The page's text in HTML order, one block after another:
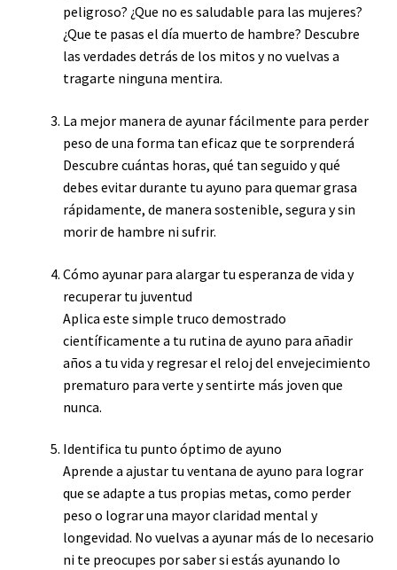
peligroso? ¿Que no es saludable para las mujeres?
¿Que te pasas el día muerto de hambre? Descubre
las verdades detrás de los mitos y no vuelvas a
tragarte ninguna mentira.
La mejor manera de ayunar fácilmente para perder
peso de una forma tan eficaz que te sorprenderá
Descubre cuántas horas, qué tan seguido y qué
debes evitar durante tu ayuno para quemar grasa
rápidamente, de manera sostenible, segura y sin
morir de hambre ni sufrir.
Cómo ayunar para alargar tu esperanza de vida y
recuperar tu juventud
Aplica este simple truco demostrado
científicamente a tu rutina de ayuno para añadir
años a tu vida y regresar el reloj del envejecimiento
prematuro para verte y sentirte más joven que
nunca.
Identifica tu punto óptimo de ayuno
Aprende a ajustar tu ventana de ayuno para lograr
que se adapte a tus propias metas, como perder
peso o lograr una mayor claridad mental y
longevidad. No vuelvas a ayunar más de lo necesario
ni te preocupes por saber si estás ayunando lo